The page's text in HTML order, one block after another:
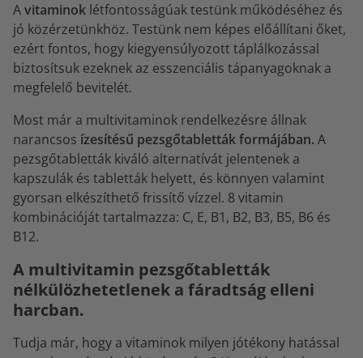
Avitaminok létfontosságúak testünk működéséhez és
jó közérzetünkhöz. Testünk nem képes előállítani őket,
ezért fontos, hogy kiegyensúlyozott táplálkozással
biztosítsuk ezeknek az esszenciális tápanyagoknak a
megfelelő bevitelét.
Most már a multivitaminok rendelkezésre állnak
narancsos ízesítésű pezsgőtabletták formájában. A
pezsgőtabletták kiváló alternatívát jelentenek a
kapszulák és tabletták helyett, és könnyen valamint
gyorsan elkészíthető frissítő vízzel. 8 vitamin
kombinációját tartalmazza: C, E, B1, B2, B3, B5, B6 és
B12.
A multivitamin pezsgőtabletták
nélkülözhetetlenek a fáradtság elleni
harcban.
Tudja már, hogy a vitaminok milyen jótékony hatással